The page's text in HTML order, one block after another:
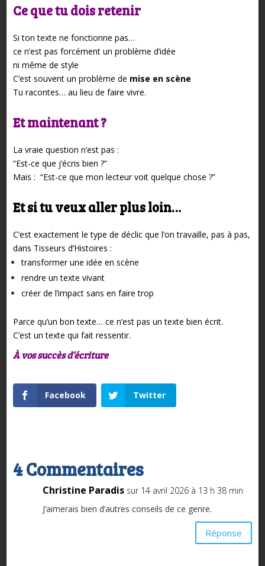
Ce que tu dois retenir
Si ton texte ne fonctionne pas…
ce n’est pas forcément un problème d’idée
ni même de style
C’est souvent un problème de mise en scène
Tu racontes… au lieu de faire vivre.
Et maintenant ?
La vraie question n’est pas :
“Est-ce que j’écris bien ?”
Mais : “Est-ce que mon lecteur voit quelque chose ?”
Et si tu veux aller plus loin…
C’est exactement le type de déclic que l’on travaille, pas à pas,
dans Tisseurs d’Histoires :
transformer une idée en scène
rendre un texte vivant
créer de l’impact sans en faire trop
Parce qu’un bon texte… ce n’est pas un texte bien écrit.
C’est un texte qui fait ressentir.
À vos succès d’écriture
Facebook Twitter
4 Commentaires
Christine Paradis sur 14 avril 2026 à 13 h 38 min
J’aimerais bien d’autres conseils de ce genre.
Réponse